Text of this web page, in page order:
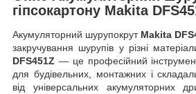
гіпсокартону Makita
Акумуляторний шурупокрут Makita
закручування шурупів у різні
DFS451Z — це професійний
для будівельних, монтажних і
від універсальних акумуляторних